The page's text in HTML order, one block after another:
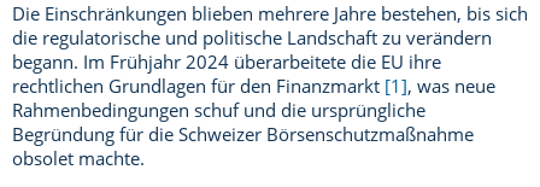
Die Einschränkungen blieben mehrere Jahre bestehen, bis sich
die regulatorische und politische Landschaft zu verändern
begann. Im Frühjahr 2024 überarbeitete die EU ihre
rechtlichen Grundlagen für den Finanzmarkt [1], was neue
Rahmenbedingungen schuf und die ursprüngliche
Begründung für die Schweizer Börsenschutzmaßnahme
obsolet machte.